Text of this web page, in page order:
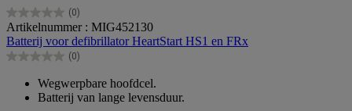
(0)
0.0
van
de
5
Artikelnummer : MIG452130
Batterij voor defibrillator HeartStart HS1 en FRx
(0)
0.0
Wegwerpbare hoofdcel.
Batterij van lange levensduur.